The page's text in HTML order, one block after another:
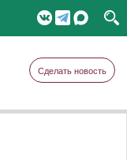
Сделать новость